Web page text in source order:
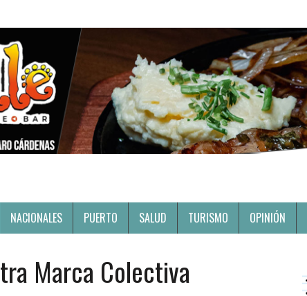
NACIONALES PUERTO SALUD TURISMO OPINIÓN
Marca Colectiva